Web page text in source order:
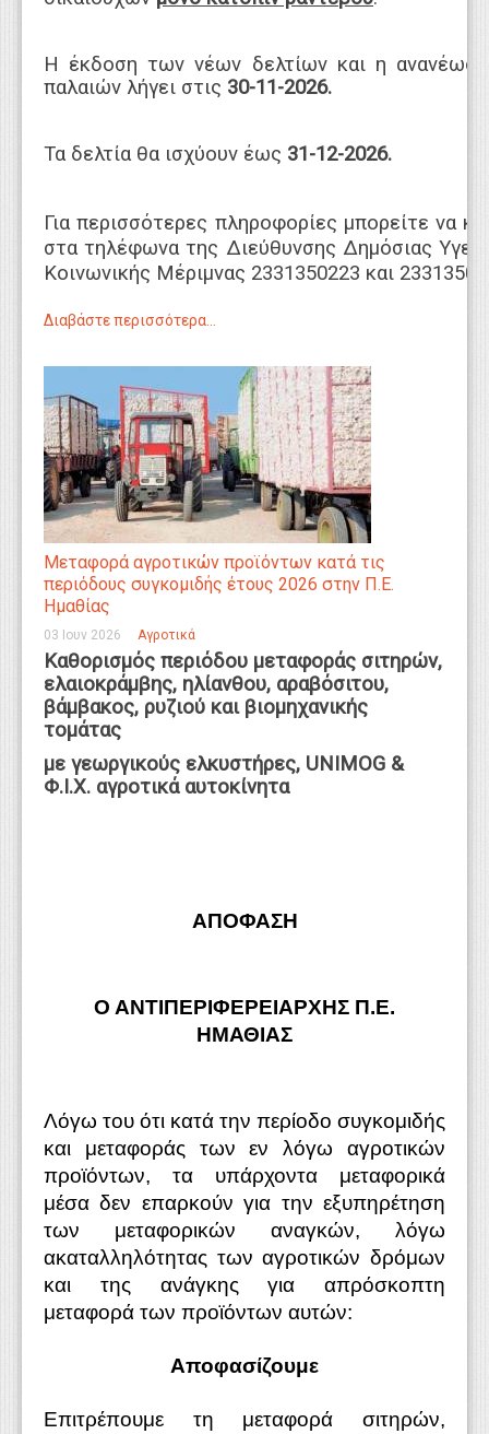
Η έκδοση των νέων δελτίων και η
παλαιών λήγει στις 30-11-2026.
Τα δελτία θα ισχύουν έως 31-12-2026.
Για περισσότερες πληροφορίες μπορείτε να
στα τηλέφωνα της Διεύθυνσης Δημόσιας
Κοινωνικής Μέριμνας 2331350223 και
Διαβάστε περισσότερα...
Μεταφορά αγροτικών προϊόντων κατά τις
περιόδους συγκομιδής έτους 2026 στην Π.Ε.
Ημαθίας
03 Ιουν 2026 Αγροτικά
Kαθορισμός περιόδου μεταφοράς σιτηρών,
ελαιοκράμβης, ηλίανθου, αραβόσιτου,
βάμβακος, ρυζιού και βιομηχανικής
τομάτας
με γεωργικούς ελκυστήρες, UNIMOG &
Φ.Ι.Χ. αγροτικά αυτοκίνητα
ΑΠΟΦΑΣΗ
Ο ΑΝΤΙΠΕΡΙΦΕΡΕΙΑΡΧΗΣ Π.Ε.
ΗΜΑΘΙΑΣ
Λόγω του ότι κατά την περίοδο συγκομιδής
και μεταφοράς των εν λόγω αγροτικών
προϊόντων, τα υπάρχοντα μεταφορικά
μέσα δεν επαρκούν για την εξυπηρέτηση
των μεταφορικών αναγκών, λόγω
ακαταλληλότητας των αγροτικών δρόμων
και της ανάγκης για απρόσκοπτη
μεταφορά των προϊόντων αυτών:
Αποφασίζουμε
Επιτρέπουμε τη μεταφορά σιτηρών,